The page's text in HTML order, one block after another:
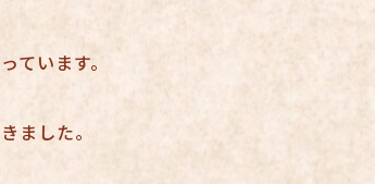
います。
ました。